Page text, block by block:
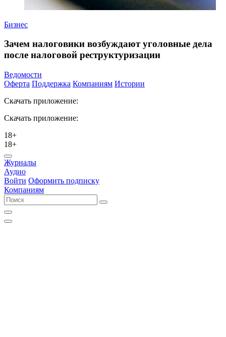
Бизнес
Зачем налоговики возбуждают уголовные дела
после налоговой реструктуризации
Ведомости
Оферта Поддержка Компаниям Истории
Скачать приложение:
Скачать приложение:
18+
18+
Журналы
Аудио
Войти Оформить подписку
Компаниям